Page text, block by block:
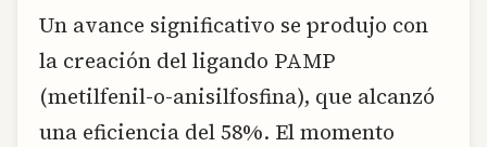
Un avance significativo se produjo con
la creación del ligando PAMP
(metilfenil-o-anisilfosfina), que alcanzó
una eficiencia del 58%. El momento